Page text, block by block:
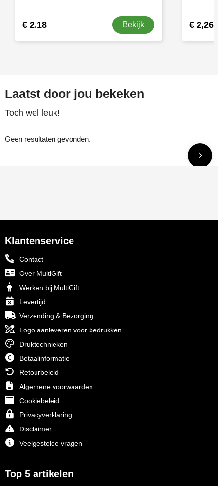
€ 2,18 Bekijk € 2,26
Laatst door jou bekeken
Toch wel leuk!
Geen resultaten gevonden.
Klantenservice
Contact
Over MultiGift
Werken bij MultiGift
Levertijd
Verzending & Bezorging
Logo aanleveren voor bedrukken
Druktechnieken
Betaalinformatie
Retourbeleid
Algemene voorwaarden
Cookiebeleid
Privacyverklaring
Disclaimer
Veelgestelde vragen
Top 5 artikelen